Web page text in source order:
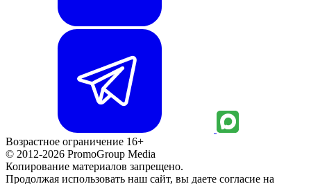
Возрастное ограничение 16+
© 2012-2026 PromoGroup Media
Копирование материалов запрещено.
Продолжая использовать наш сайт, вы даете согласие на